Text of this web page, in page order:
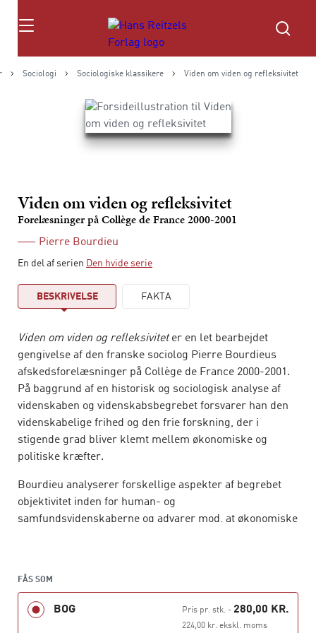
Søg
Sociologi Sociologiske klassikere Viden om viden og refleksivitet
Viden om viden og refleksivitet
Forelæsninger på Collège de France 2000-2001
Pierre Bourdieu
En del af serien Den hvide serie
BESKRIVELSE FAKTA
Viden om viden og refleksiviteter en let bearbejdet
gengivelse af den franske sociolog Pierre Bourdieus
afskedsforelæsninger på Collège de France 2000-2001.
På baggrund af en historisk og sociologisk analyse af
videnskaben og videnskabsbegrebet forsvarer han den
videnskabelige frihed og den frie forskning, der i
stigende grad bliver klemt mellem økonomiske og
politiske kræfter.
Bourdieu analyserer forskellige aspekter af begrebet
objektivitet inden for human- og
samfundsvidenskaberne og advarer mod, at økonomiske
forskeren for første gang kommer systematisk ind på
personen Bourdieu.
FÅS SOM
BOG Pris pr. stk.- 280,00 KR.
224,00 kr. ekskl. moms